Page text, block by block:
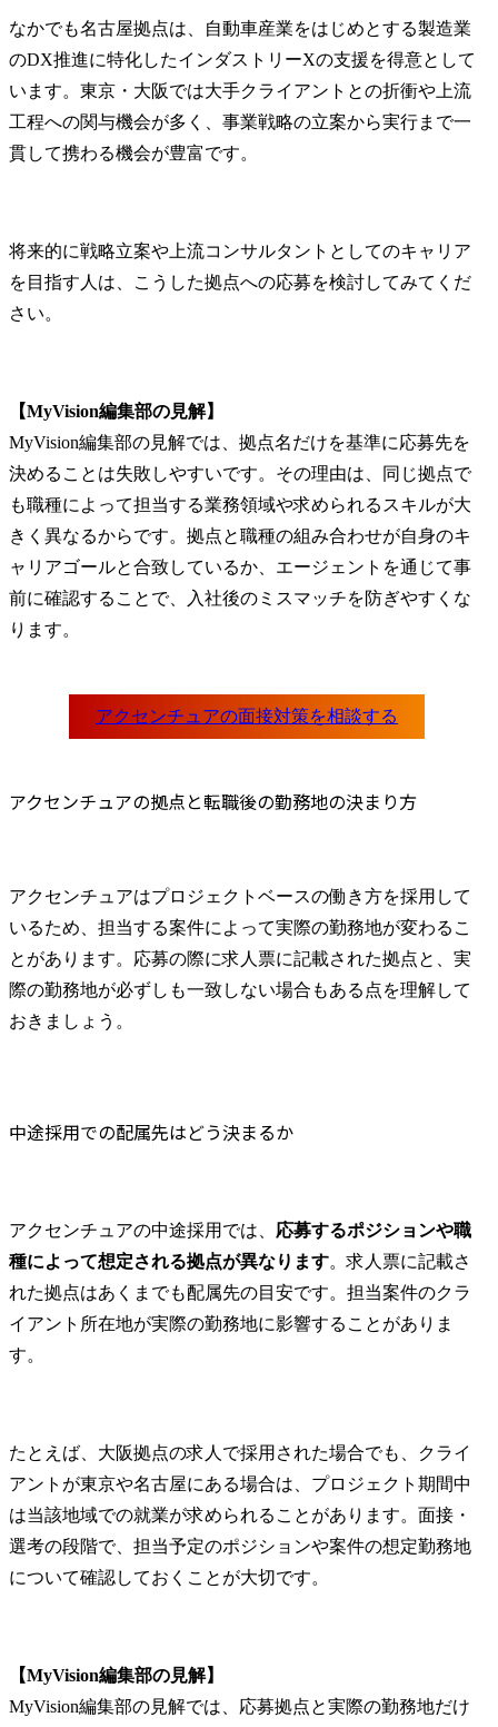
なかでも名古屋拠点は、自動車産業をはじめとする製造業
のDX推進に特化したインダストリーXの支援を得意として
います。東京・大阪では大手クライアントとの折衝や上流
工程への関与機会が多く、事業戦略の立案から実行まで一
貫して携わる機会が豊富です。
将来的に戦略立案や上流コンサルタントとしてのキャリア
を目指す人は、こうした拠点への応募を検討してみてくだ
さい。
【MyVision編集部の見解】
MyVision編集部の見解では、拠点名だけを基準に応募先を
決めることは失敗しやすいです。その理由は、同じ拠点で
も職種によって担当する業務領域や求められるスキルが大
きく異なるからです。拠点と職種の組み合わせが自身のキ
ャリアゴールと合致しているか、エージェントを通じて事
前に確認することで、入社後のミスマッチを防ぎやすくな
ります。
アクセンチュアの拠点と転職後の勤務地の決まり方
アクセンチュアはプロジェクトベースの働き方を採用して
いるため、担当する案件によって実際の勤務地が変わるこ
とがあります。応募の際に求人票に記載された拠点と、実
際の勤務地が必ずしも一致しない場合もある点を理解して
おきましょう。
中途採用での配属先はどう決まるか
アクセンチュアの中途採用では、 応募するポジションや職
種によって想定される拠点が異なります。求人票に記載さ
れた拠点はあくまでも配属先の目安です。担当案件のクラ
イアント所在地が実際の勤務地に影響することがありま
す。
たとえば、大阪拠点の求人で採用された場合でも、クライ
アントが東京や名古屋にある場合は、プロジェクト期間中
は当該地域での就業が求められることがあります。面接・
選考の段階で、担当予定のポジションや案件の想定勤務地
について確認しておくことが大切です。
【MyVision編集部の見解】
MyVision編集部の見解では、応募拠点と実際の勤務地だけ